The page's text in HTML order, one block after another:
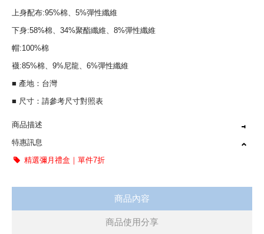
上身配布:95%棉、5%彈性纖維
下身:58%棉、34%聚酯纖維、8%彈性纖維
帽:100%棉
襪:85%棉、9%尼龍、6%彈性纖維
■ 產地：台灣
■ 尺寸：請參考尺寸對照表
商品描述
彌月禮盒送禮首選 豐富組合
大地色系，經典耐看
特惠訊息
精選彌月禮盒｜單件7折
商品內容
商品使用分享